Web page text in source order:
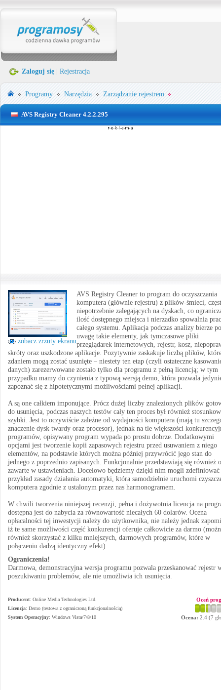
Zaloguj się Rejestracja
Programy Narzędzia Zarządzanie rejestrem
AVS Registry Cleaner 4.2.2.295
zobacz zrzuty ekranu
AVS Registry Cleaner to program do oczyszczania
komputera (głównie rejestru) z plików-śmieci,
niepotrzebnie zalegających na dyskach, co
ilość dostępnego miejsca i nierzadko spowalnia
całego systemu. Aplikacja podczas analizy bierze
uwagę takie elementy, jak tymczasowe pliki
przeglądarek internetowych, rejestr, kosz,
skróty oraz uszkodzone aplikacje. Pozytywnie zaskakuje liczbą plików,
zdaniem mogą zostać usunięte – niestety ten etap (czyli ostateczne
danych) zarezerwowane zostało tylko dla programu z pełną licencją; w tym
przypadku mamy do czynienia z typową wersją demo, która pozwala
zapoznać się z hipotetycznymi możliwościami pełnej aplikacji.
A są one całkiem imponujące. Prócz dużej liczby znalezionych plików
do usunięcia, podczas naszych testów cały ten proces był również
szybki. Jest to oczywiście zależne od wydajności komputera (mają tu
znaczenie dysk twardy oraz procesor), jednak na tle większości
programów, opisywany program wypada po prostu dobrze. Dodatkowymi
opcjami jest tworzenie kopii zapasowych rejestru przed usuwaniem z niego
elementów, na podstawie których można później przywrócić jego stan do
jednego z poprzednio zapisanych. Funkcjonalnie przedstawiają się również
zawarte w ustawieniach. Docelowo będziemy dzięki nim mogli zdefiniować
przykład zasady działania automatyki, która samodzielnie uruchomi
komputera zgodnie z ustalonym przez nas harmonogramem.
W chwili tworzenia niniejszej recenzji, pełna i dożywotnia licencja na
dostępna jest do nabycia za równowartość niecałych 60 dolarów. Ocena
opłacalności tej inwestycji należy do użytkownika, nie należy jednak
iż te same możliwości część konkurencji oferuje całkowicie za darmo
również skorzystać z kilku mniejszych, darmowych programów, które w
połączeniu dadzą identyczny efekt).
Ograniczenia!
Darmowa, demonstracyjna wersja programu pozwala przeskanować rejestr
poszukiwaniu problemów, ale nie umożliwia ich usunięcia.
Producent: Online Media Technologies Ltd.
Licencja: Demo (testowa z ograniczoną funkcjonalnością)
System Operacyjny: Windows Vista/7/8/10
Oceń
Ocena: 2.4 (7